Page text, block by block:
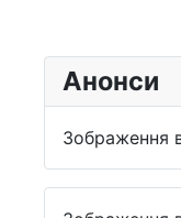
Анонси
Зображення